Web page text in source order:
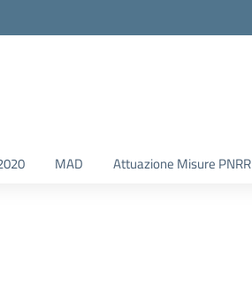
MAD Attuazione Misure PNRR